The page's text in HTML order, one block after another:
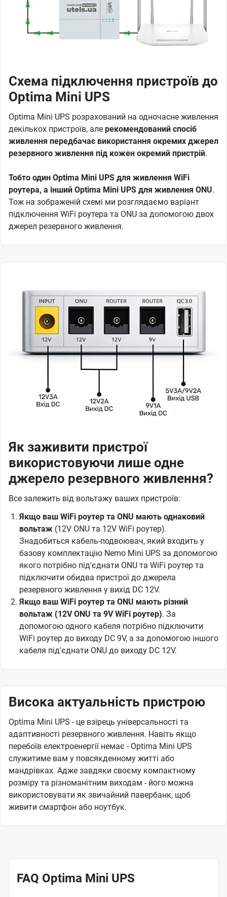
Схема підключення пристроїв до
Optima Mini UPS
Optima Mini UPS розрахований на одночасне живлення
декількох пристроїв, але рекомендований спосіб
живлення передбачає використання окремих джерел
резервного живлення під кожен окремий пристрій.
Тобто один Optima Mini UPS для живлення WiFi
роутера, а інший Optima Mini UPS для живлення ONU.
Тож на зображеній схемі ми розглядаємо варіант
підключення WiFi роутера та ONU за допомогою двох
джерел резервного живлення.
Як заживити пристрої
використовуючи лише одне
джерело резервного живлення?
Все залежить від вольтажу ваших пристроїв:
Якщо ваш WiFi роутер та ONU мають однаковий
вольтаж(12V ONU та 12V WiFi роутер).
Знадобиться кабель-подвоювач, який входить у
базову комплектацію Nemo Mini UPS за допомогою
якого потрібно під'єднати ONU та WiFi роутер та
підключити обидва пристрої до джерела
резервного живлення у вихід DC 12V.
Якщо ваш WiFi роутер та ONU мають різний
вольтаж (12V ONU та 9V WiFi роутер). За
допомогою одного кабеля потрібно підключити
WiFi роутер до виходу DC 9V, а за допомогою іншого
кабеля під'єднати ONU до виходу DC 12V.
Висока актуальність пристрою
Optima Mini UPS - це взірець універсальності та
адаптивності резервного живлення. Навіть якщо
перебоїв електроенергії немає - Optima Mini UPS
служитиме вам у повсякденному житті або
мандрівках. Адже завдяки своєму компактному
розміру та різноманітним виходам - його можна
використовувати як звичайний павербанк, щоб
живити смартфон або ноутбук.
FAQ Optima Mini UPS